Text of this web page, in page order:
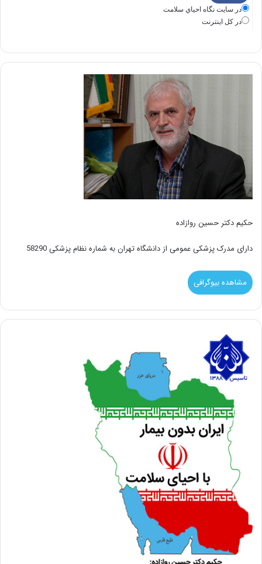
در سايت نگاه احياي سلامت
در كل اينترنت
حکیم دکتر حسین روازاده
دارای مدرک پزشکی عمومی از دانشگاه تهران به شماره نظام پزشکی 58290
مشاهده بیوگرافی